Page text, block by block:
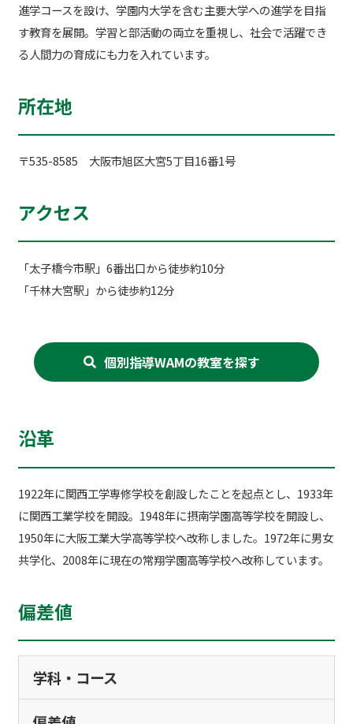
進学コースを設け、学園内大学を含む主要大学への進学を目指
す教育を展開。学習と部活動の両立を重視し、社会で活躍でき
る人間力の育成にも力を入れています。
所在地
〒535-8585 大阪市旭区大宮5丁目16番1号
アクセス
「太子橋今市駅」6番出口から徒歩約10分
「千林大宮駅」から徒歩約12分
個別指導WAMの教室を探す
沿革
1922年に関西工学専修学校を創設したことを起点とし、1933年
に関西工業学校を開設。1948年に摂南学園高等学校を開設し、
1950年に大阪工業大学高等学校へ改称しました。1972年に男女
共学化、2008年に現在の常翔学園高等学校へ改称しています。
偏差値
学科・コース